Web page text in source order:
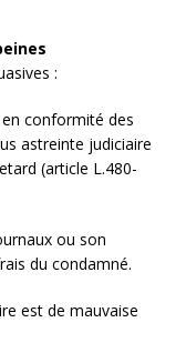
:
conformité des
astreinte judiciaire
(article L.480-
ou son
du condamné.
est de mauvaise